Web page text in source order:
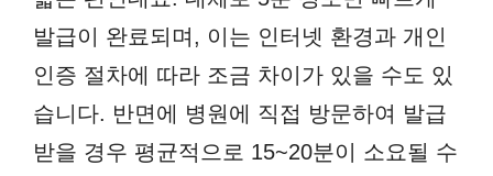
발급이 완료되며, 이는 인터넷 환경과 개인
인증 절차에 따라 조금 차이가 있을 수도 있
습니다. 반면에 병원에 직접 방문하여 발급
받을 경우 평균적으로 15~20분이 소요될 수